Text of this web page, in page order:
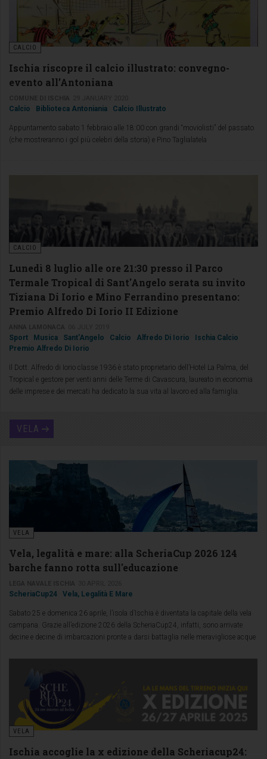
CALCIO
Ischia riscopre il calcio illustrato: convegno-
evento all’Antoniana
Calcio Biblioteca Antoniania Calcio Illustrato
Appuntamento sabato 1 febbraio alle 18:00 con grandi “moviolisti” del passato
(che mostreranno i gol più celebri della storia) e Pino Taglialatela
CALCIO
Lunedì 8 luglio alle ore 21:30 presso il Parco
Termale Tropical di Sant'Angelo serata su invito
Tiziana Di Iorio e Mino Ferrandino presentano:
Premio Alfredo Di Iorio II Edizione
Sport Musica Sant'Angelo Calcio Alfredo Di Iorio
Ischia Calcio
Premio Alfredo Di Iorio
Il Dott. Alfredo di Iorio classe 1936 è stato proprietario dell’Hotel La Palma, del
Tropical e gestore per venti anni delle Terme di Cavascura, laureato in economia
delle imprese e dei mercati ha dedicato la sua vita al lavoro ed alla famiglia.
VELA
VELA
Vela, legalità e mare: alla ScheriaCup 2026 124
barche fanno rotta sull'educazione
ScheriaCup24 Vela, Legalità E Mare
Sabato 25 e domenica 26 aprile, l’isola d’Ischia è diventata la capitale della vela
campana. Grazie all’edizione 2026 della ScheriaCup24, infatti, sono arrivate
decine e decine di imbarcazioni pronte a darsi battaglia nelle meravigliose acque
VELA
Ischia accoglie la x edizione della Scheriacup24: